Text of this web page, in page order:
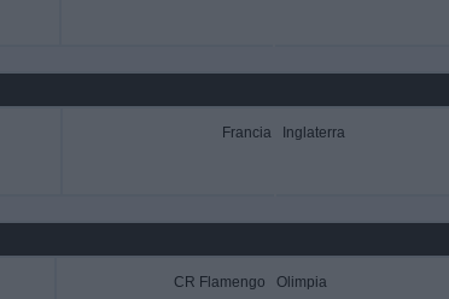
Francia Inglaterra
CR Flamengo Olimpia